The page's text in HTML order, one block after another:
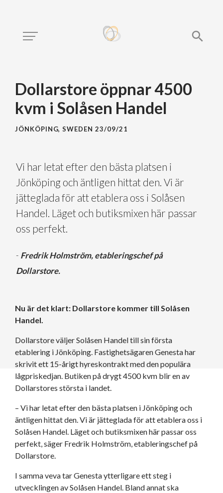
Dollarstore öppnar 4500
kvm i Solåsen Handel
JÖNKÖPING, SWEDEN 23/09/21
Vi har letat efter den bästa platsen i
Jönköping och äntligen hittat den. Vi är
jätteglada för att etablera oss i Solåsen
Handel. Läget och butiksmixen här passar
oss perfekt.
- Fredrik Holmström, etableringschef på
Dollarstore.
Nu är det klart: Dollarstore kommer till Solåsen
Handel.
Dollarstore väljer Solåsen Handel till sin första
etablering i Jönköping. Fastighetsägaren Genesta har
skrivit ett 15-årigt hyreskontrakt med den populära
lågpriskedjan. Butiken på drygt 4500 kvm blir en av
Dollarstores största i landet.
– Vi har letat efter den bästa platsen i Jönköping och
äntligen hittat den. Vi är jätteglada för att etablera oss i
Solåsen Handel. Läget och butiksmixen här passar oss
perfekt, säger Fredrik Holmström, etableringschef på
Dollarstore.
I samma veva tar Genesta ytterligare ett steg i
utvecklingen av Solåsen Handel. Bland annat ska